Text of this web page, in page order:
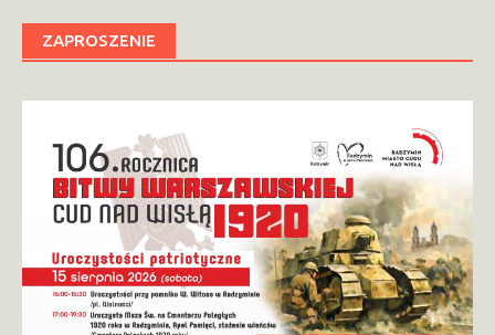
ZAPROSZENIE